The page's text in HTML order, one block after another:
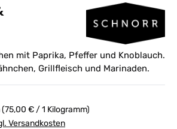
mit Paprika, Pfeffer und Knoblauch.
Grillfleisch und Marinaden.
(75,00 € / 1 Kilogramm)
Versandkosten